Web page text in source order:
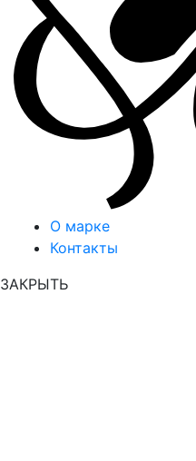
О марке
Контакты
ЗАКРЫТЬ